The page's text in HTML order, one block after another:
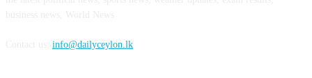
info@dailyceylon.lk